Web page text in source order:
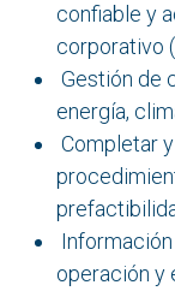
confiable y
corporativo
Gestión de
energía,
Completar
operación y